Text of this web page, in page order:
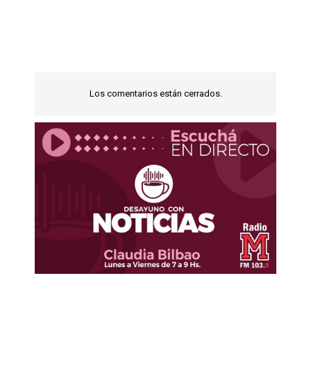
Los comentarios están cerrados.